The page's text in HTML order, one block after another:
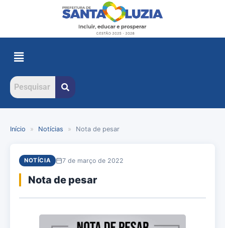
Início » Notícias » Nota de pesar
NOTÍCIA 7 de março de 2022
Nota de pesar